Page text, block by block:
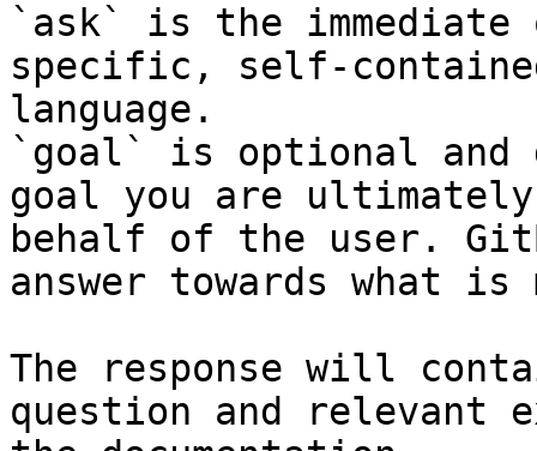
`ask` is the
specific, self-
language.
`goal` is optional and
goal you are
behalf of the user.
answer towards what
The response will
question and relevant